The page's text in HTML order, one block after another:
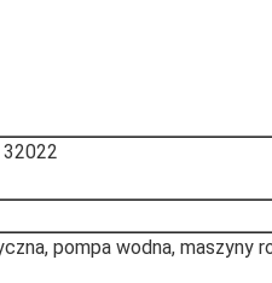
pompa wodna, maszyny